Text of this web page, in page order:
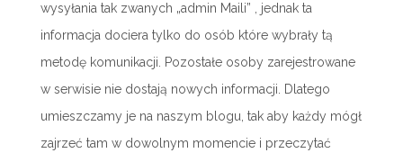
wysyłania tak zwanych „admin Maili” , jednak ta
informacja dociera tylko do osób które wybrały tą
metodę komunikacji. Pozostałe osoby zarejestrowane
w serwisie nie dostają nowych informacji. Dlatego
umieszczamy je na naszym blogu, tak aby każdy mógł
zajrzeć tam w dowolnym momencie i przeczytać